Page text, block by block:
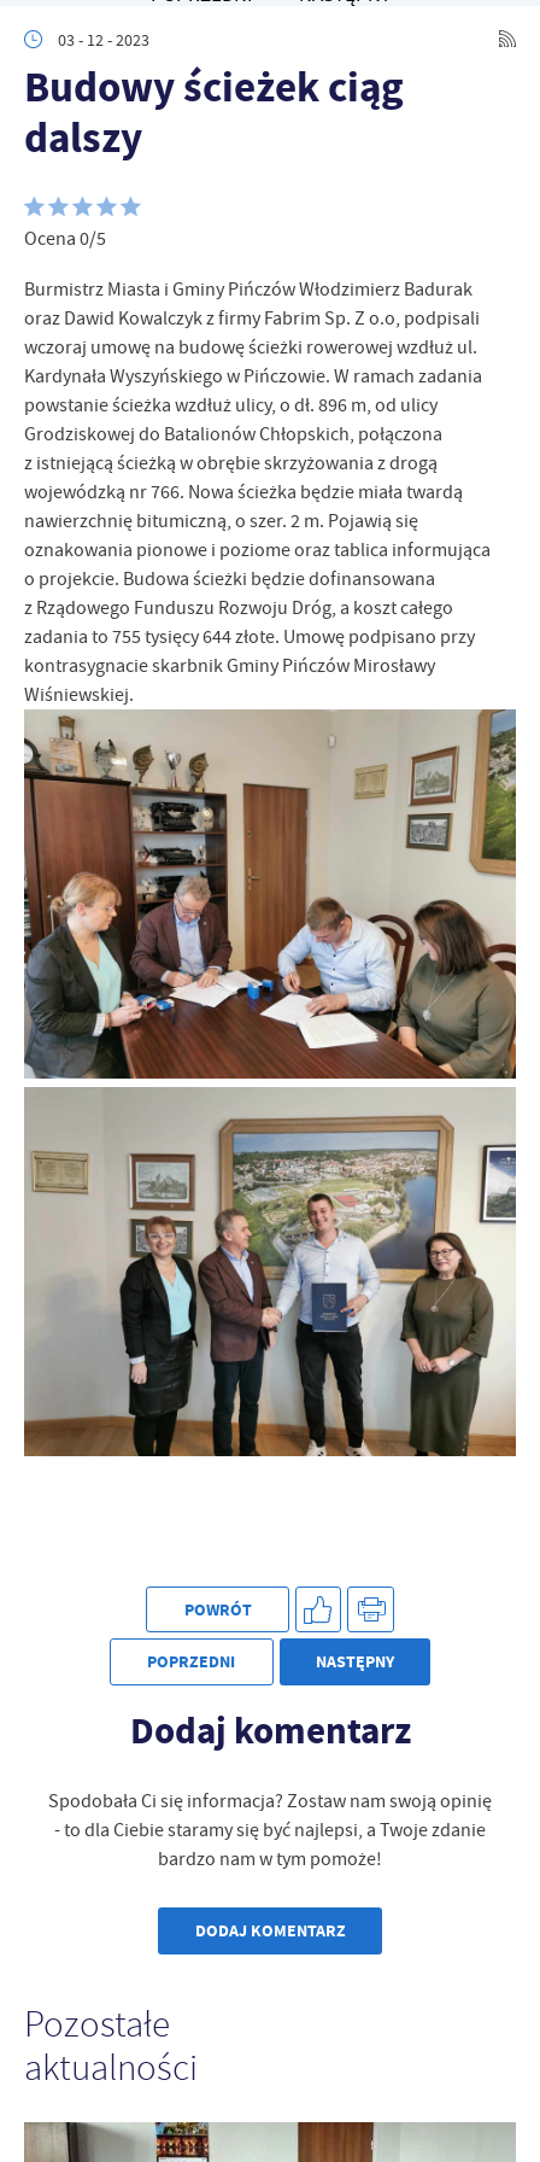
03 - 12 - 2023
Budowy ścieżek ciąg
dalszy
Ocena 0/5
Burmistrz Miasta i Gminy Pińczów Włodzimierz Badurak
oraz Dawid Kowalczyk z firmy Fabrim Sp. Z o.o, podpisali
wczoraj umowę na budowę ścieżki rowerowej wzdłuż ul.
Kardynała Wyszyńskiego w Pińczowie. W ramach zadania
powstanie ścieżka wzdłuż ulicy, o dł. 896 m, od ulicy
Grodziskowej do Batalionów Chłopskich, połączona
z istniejącą ścieżką w obrębie skrzyżowania z drogą
wojewódzką nr 766. Nowa ścieżka będzie miała twardą
nawierzchnię bitumiczną, o szer. 2 m. Pojawią się
oznakowania pionowe i poziome oraz tablica informująca
o projekcie. Budowa ścieżki będzie dofinansowana
z Rządowego Funduszu Rozwoju Dróg, a koszt całego
zadania to 755 tysięcy 644 złote. Umowę podpisano przy
kontrasygnacie skarbnik Gminy Pińczów Mirosławy
Wiśniewskiej.
POWRÓT
POPRZEDNI NASTĘPNY
Dodaj komentarz
Spodobała Ci się informacja? Zostaw nam swoją opinię
- to dla Ciebie staramy się być najlepsi, a Twoje zdanie
bardzo nam w tym pomoże!
DODAJ KOMENTARZ
Pozostałe
aktualności
personalizację określonych funkcjonalności czy prezentowanych
treści.
Dzięki tym plikom cookies możemy zapewnić Ci większy komfort
korzystania z funkcjonalności naszej strony poprzez dopasowanie
jej do Twoich indywidualnych preferencji. Wyrażenie zgody na
funkcjonalne i personalizacyjne pliki cookies gwarantuje
Więcej
Analityczne
Analityczne pliki cookies pomagają nam rozwijać się i
dostosowywać do Twoich potrzeb.
wykorzystywania witryny internetowej, miejsca oraz częstotliwości,
z jaką odwiedzane są nasze serwisy www. Dane pozwalają nam na
ocenę naszych serwisów internetowych pod względem ich
popularności wśród użytkowników. Zgromadzone informacje są
przetwarzane w formie zanonimizowanej. Wyrażenie zgody na
analityczne pliki cookies gwarantuje dostępność wszystkich
funkcjonalności.
Reklamowe
Dzięki reklamowym plikom cookies prezentujemy Ci najciekawsze
informacje i aktualności na stronach naszych partnerów.
Promocyjne pliki cookies służą do prezentowania Ci naszych
komunikatów na podstawie analizy Twoich upodobań oraz Twoich
zwyczajów dotyczących przeglądanej witryny internetowej. Treści
promocyjne mogą pojawić się na stronach podmiotów trzecich lub
firm będących naszymi partnerami oraz innych dostawców usług.
Firmy te działają w charakterze pośredników prezentujących nasze
treści w postaci wiadomości, ofert, komunikatów mediów
społecznościowych.